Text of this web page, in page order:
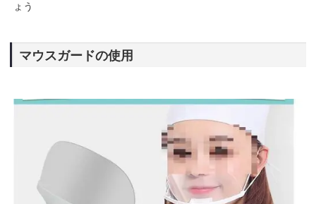
ょう
マウスガードの使用